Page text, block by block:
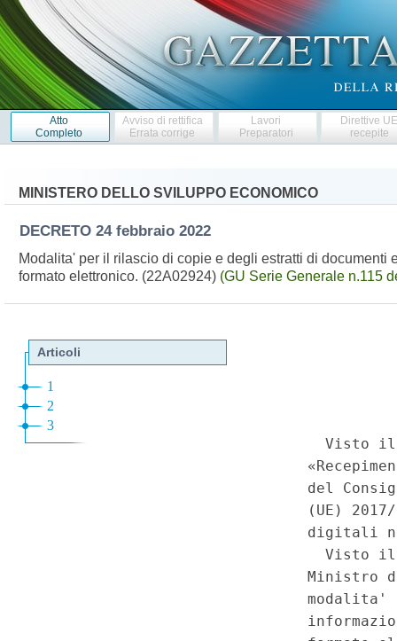
Atto
Completo
Avviso di rettifica
Errata corrige
Lavori
Preparatori
Direttive
recepite
MINISTERO DELLO SVILUPPO ECONOMICO
DECRETO 24 febbraio 2022
Modalita' per il rilascio di copie e degli estratti di
formato elettronico. (22A02924) (GU Serie Generale n.115